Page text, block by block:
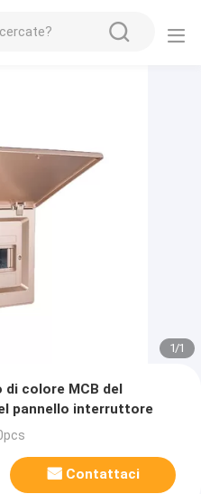
1/1
colore MCB del
pannello interruttore
Contattaci